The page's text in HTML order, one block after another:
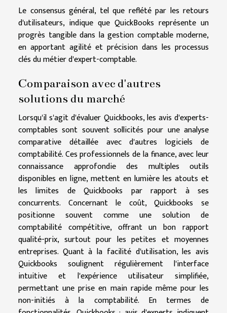
Le consensus général, tel que reflété par les retours
d'utilisateurs, indique que QuickBooks représente un
progrès tangible dans la gestion comptable moderne,
en apportant agilité et précision dans les processus
clés du métier d'expert-comptable.
Comparaison avec d'autres
solutions du marché
Lorsqu'il s'agit d'évaluer Quickbooks, les avis d'experts-
comptables sont souvent sollicités pour une analyse
comparative détaillée avec d'autres logiciels de
comptabilité. Ces professionnels de la finance, avec leur
connaissance approfondie des multiples outils
disponibles en ligne, mettent en lumière les atouts et
les limites de Quickbooks par rapport à ses
concurrents. Concernant le coût, Quickbooks se
positionne souvent comme une solution de
comptabilité compétitive, offrant un bon rapport
qualité-prix, surtout pour les petites et moyennes
entreprises. Quant à la facilité d'utilisation, les avis
Quickbooks soulignent régulièrement l'interface
intuitive et l'expérience utilisateur simplifiée,
permettant une prise en main rapide même pour les
non-initiés à la comptabilité. En termes de